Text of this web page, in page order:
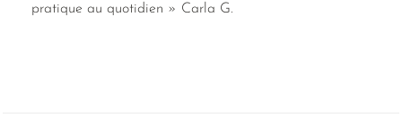
pratique au quotidien » Carla G.